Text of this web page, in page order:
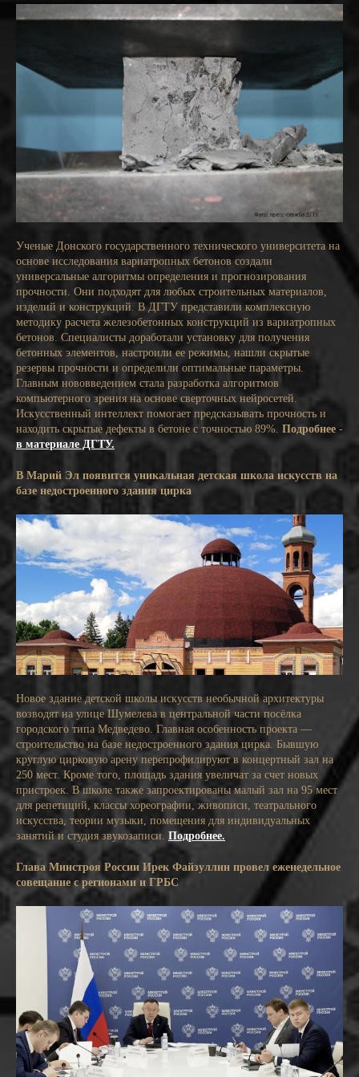
Ученые Донского государственного технического университета на
основе исследования вариатропных бетонов создали
универсальные алгоритмы определения и прогнозирования
прочности. Они подходят для любых строительных материалов,
изделий и конструкций. В ДГТУ представили комплексную
методику расчета железобетонных конструкций из вариатропных
бетонов. Специалисты доработали установку для получения
бетонных элементов, настроили ее режимы, нашли скрытые
резервы прочности и определили оптимальные параметры.
Главным нововведением стала разработка алгоритмов
компьютерного зрения на основе сверточных нейросетей.
Искусственный интеллект помогает предсказывать прочность и
находить скрытые дефекты в бетоне с точностью 89%. Подробнее -
в материале ДГТУ.
В Марий Эл появится уникальная детская школа искусств на
базе недостроенного здания цирка
Новое здание детской школы искусств необычной архитектуры
возводят на улице Шумелева в центральной части посёлка
городского типа Медведево. Главная особенность проекта —
строительство на базе недостроенного здания цирка. Бывшую
круглую цирковую арену перепрофилируют в концертный зал на
250 мест. Кроме того, площадь здания увеличат за счет новых
пристроек. В школе также запроектированы малый зал на 95 мест
для репетиций, классы хореографии, живописи, театрального
искусства, теории музыки, помещения для индивидуальных
занятий и студия звукозаписи. Подробнее.
Глава Минстроя России Ирек Файзуллин провел еженедельное
совещание с регионами и ГРБС